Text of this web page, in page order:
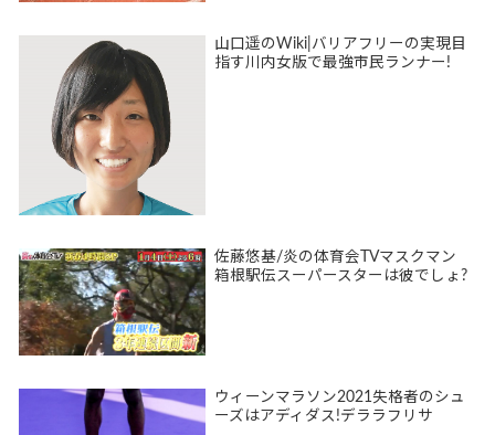
山口遥のWiki|バリアフリーの実現目
指す川内女版で最強市民ランナー!
佐藤悠基/炎の体育会TVマスクマン
箱根駅伝スーパースターは彼でしょ?
ウィーンマラソン2021失格者のシュ
ーズはアディダス!デララフリサ